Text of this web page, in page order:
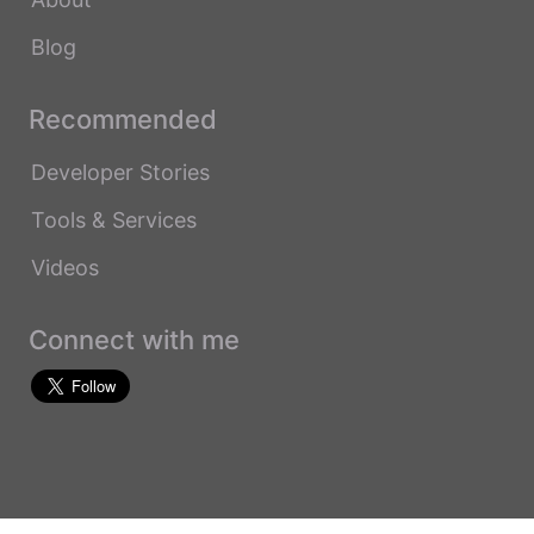
Blog
Recommended
Developer Stories
Tools & Services
Videos
Connect with me